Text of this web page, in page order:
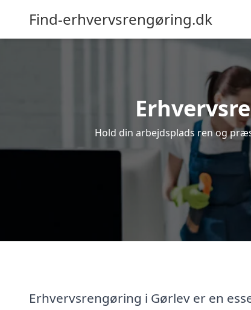
Find-erhvervsrengøring.dk
Hold din arbejdsplads ren og
Erhvervsrengøring i Gørlev er en